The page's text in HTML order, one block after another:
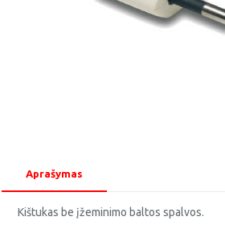
Aprašymas
Kištukas be įžeminimo baltos spalvos.